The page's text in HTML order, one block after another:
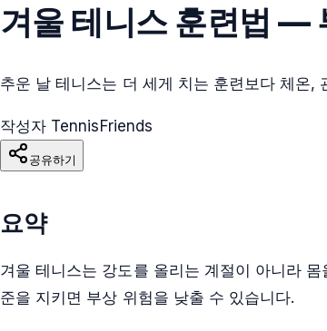
겨울 테니스 훈련법 —
추운 날 테니스는 더 세게 치는 훈련보다 체온,
작성자 TennisFriends
공유하기
요약
겨울 테니스는 강도를 올리는 계절이 아니라
준을 지키면 부상 위험을 낮출 수 있습니다.